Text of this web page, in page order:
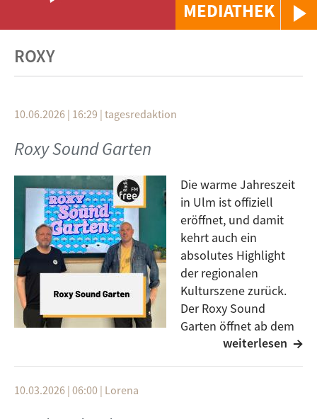
MEDIATHEK
ROXY
10.06.2026 | 16:29 | tagesredaktion
Roxy Sound Garten
Die warme Jahreszeit
in Ulm ist offiziell
eröffnet, und damit
kehrt auch ein
absolutes Highlight
der regionalen
Kulturszene zurück.
Der Roxy Sound
Garten öffnet ab dem
12 Juni 2026 wieder
Unterhaltung zieht jedes Jahr unzählige
Kulturbegeisterte an.
weiterlesen
10.03.2026 | 06:00 | Lorena